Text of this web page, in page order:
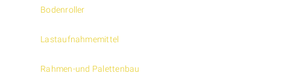
Bodenroller
Lastaufnahmemittel
Rahmen-und Palettenbau